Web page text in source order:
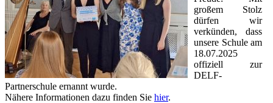
großem Stolz
dürfen wir
verkünden, dass
unsere Schule am
18.07.2025
offiziell zur
DELF-
Partnerschule ernannt wurde.
Nähere Informationen dazu finden Sie hier.